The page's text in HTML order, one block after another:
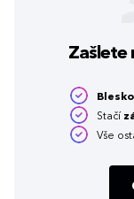
Zašlete
Stačí
Vše